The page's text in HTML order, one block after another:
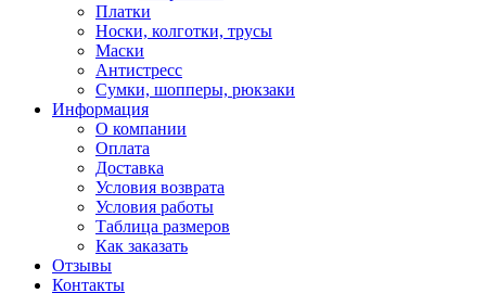
Платки
Носки, колготки, трусы
Маски
Антистресс
Сумки, шопперы, рюкзаки
Информация
О компании
Оплата
Доставка
Условия возврата
Условия работы
Таблица размеров
Как заказать
Отзывы
Контакты